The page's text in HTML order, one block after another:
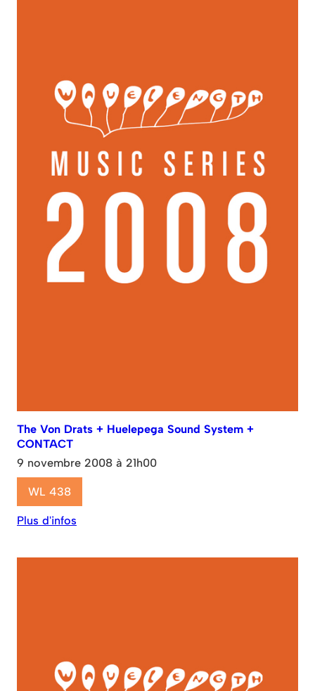
The Von Drats + Huelepega Sound System +
CONTACT
9 novembre 2008 à 21h00
WL 438
Plus d'infos